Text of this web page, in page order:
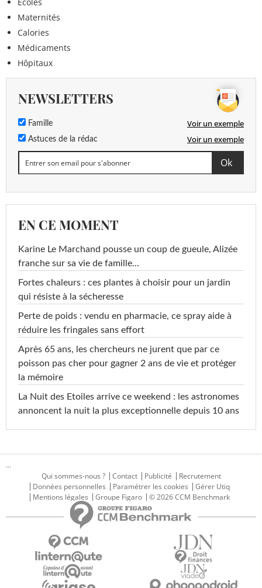
Ecoles
Maternités
Calories
Médicaments
Hôpitaux
NEWSLETTERS
Famille Voir un exemple
Astuces de la rédac Voir un exemple
EN CE MOMENT
Karine Le Marchand pousse un coup de gueule, Alizée
franche sur sa vie de famille...
Fortes chaleurs : ces plantes à choisir pour un jardin
qui résiste à la sécheresse
Perte de poids : vendu en pharmacie, ce spray aide à
réduire les fringales sans effort
Après 65 ans, les chercheurs ne jurent que par ce
poisson pas cher pour gagner 2 ans de vie et protéger
la mémoire
La Nuit des Etoiles arrive ce weekend : les astronomes
annoncent la nuit la plus exceptionnelle depuis 10 ans
...
Qui sommes-nous ?
Contact Publicité
Recrutement
Données personnelles
Paramétrer les cookies
Gérer Utiq
Mentions légales
Groupe Figaro © 2026 CCM Benchmark